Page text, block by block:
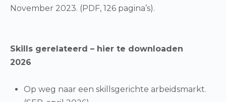
November 2023. (PDF, 126 pagina’s).
Skills gerelateerd – hier te downloaden
2026
Op weg naar een skillsgerichte arbeidsmarkt.